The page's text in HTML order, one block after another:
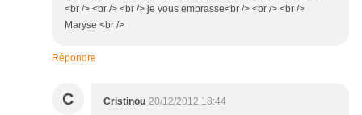
<br /> <br /> <br /> je vous embrasse<br /> <br /> <br />
Maryse <br />
Répondre
C Cristinou 20/12/2012 18:44